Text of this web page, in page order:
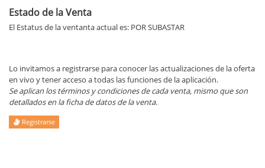
Estado de la Venta
El Estatus de la ventanta actual es: POR SUBASTAR
Lo invitamos a registrarse para conocer las actualizaciones de la oferta
en vivo y tener acceso a todas las funciones de la aplicación.
Se aplican los términos y condiciones de cada venta, mismo que son
detallados en la ficha de datos de la venta.
Registrarse